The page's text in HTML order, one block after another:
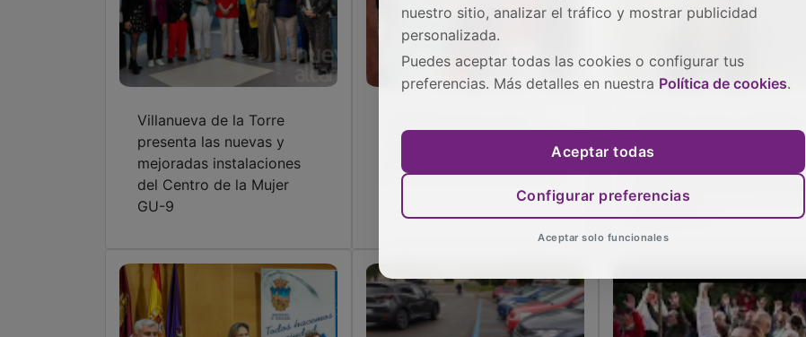
Villanueva de la Torre
presenta las nuevas y
mejoradas instalaciones
del Centro de la Mujer
GU-9
inaugura su nuevo espacio
para el Centro de la Mujer
de “sembrar el caos” con
la zona azul y exige la
suspensión definitiva de la
ampliación
nuestro sitio, analizar el tráfico y mostrar publicidad
personalizada.
Puedes aceptar todas las cookies o configurar tus
preferencias. Más detalles en nuestra Política de cookies.
Aceptar todas
Configurar preferencias
Aceptar solo funcionales